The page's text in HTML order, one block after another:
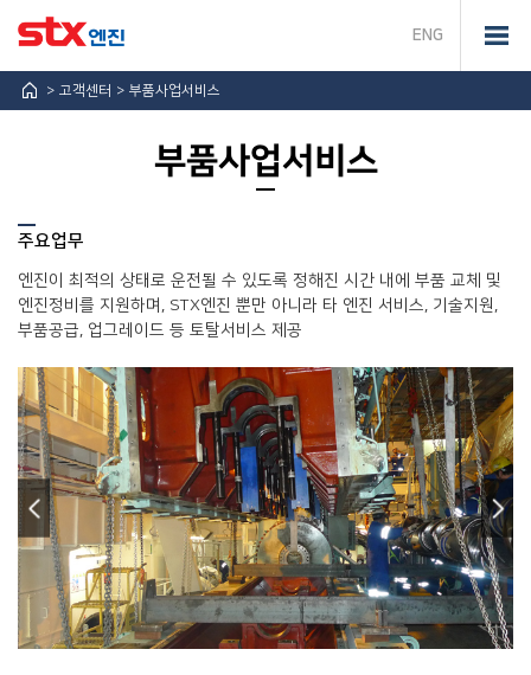
ENG
고객센터 부품사업서비스
부품사업서비스
주요업무
엔진이 최적의 상태로 운전될 수 있도록 정해진 시간 내에 부품 교체 및
엔진정비를 지원하며, STX엔진 뿐만 아니라 타 엔진 서비스, 기술지원,
부품공급, 업그레이드 등 토탈서비스 제공